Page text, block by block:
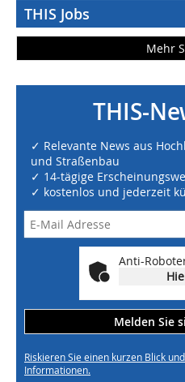
THIS Jobs
Mehr
THIS-
✓ Relevante News aus
und Straßenbau
✓ 14-tägige
✓ kostenlos und jederzeit
Anti-
Melden Sie
Riskieren Sie einen kurzen Blick
Informationen.